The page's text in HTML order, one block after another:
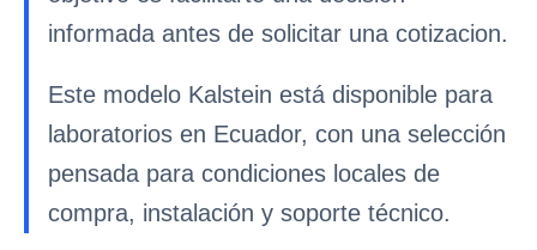
informada antes de solicitar una cotizacion.
Este modelo Kalstein está disponible para
laboratorios en Ecuador, con una selección
pensada para condiciones locales de
compra, instalación y soporte técnico.